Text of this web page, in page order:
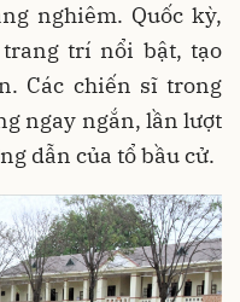
nghiêm. Quốc kỳ,
trí nổi bật, tạo
Các chiến sĩ trong
ngay ngắn, lần lượt
dẫn của tổ bầu cử.